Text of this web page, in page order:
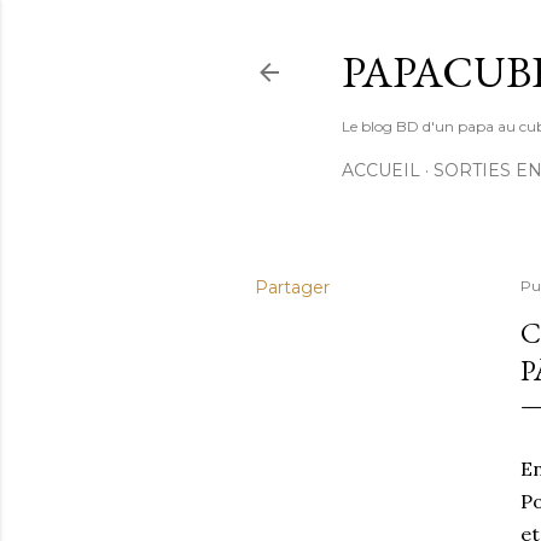
Le blog BD d'un papa au
ACCUEIL SORTIES
Partager